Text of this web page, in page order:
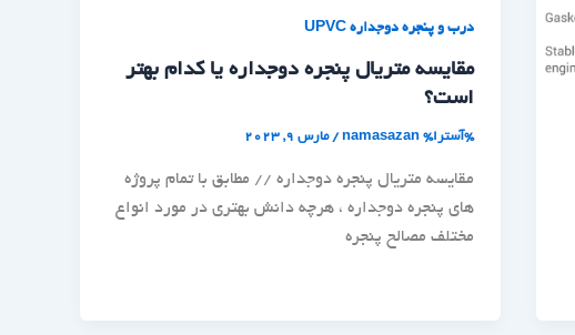
درب و پنجره دوجداره UPVC
مقایسه متریال پنجره دوجداره یا کدام بهتر
است؟
%آسترا% namasazan
/مارس 9, 2023
مقایسه متریال پنجره دوجداره // مطابق با تمام پروژه
های پنجره دوجداره ، هرچه دانش بهتری در مورد انواع
مختلف مصالح پنجره